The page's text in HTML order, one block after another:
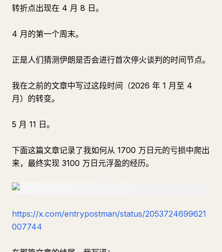
转折点出现在 4 月 8 日。
4 月的第一个周末。
正是人们猜测伊朗是否会进行首次停火谈判的时间节点。
我在之前的文章中写过这段时间（2026 年 1 月至 4
月）的转变。
5 月 11 日。
下面这篇文章记录了我如何从 1700 万日元的亏损中爬出
来，最终实现 3100 万日元浮盈的经历。
https://x.com/entrypostman/status/2053724699621
007744